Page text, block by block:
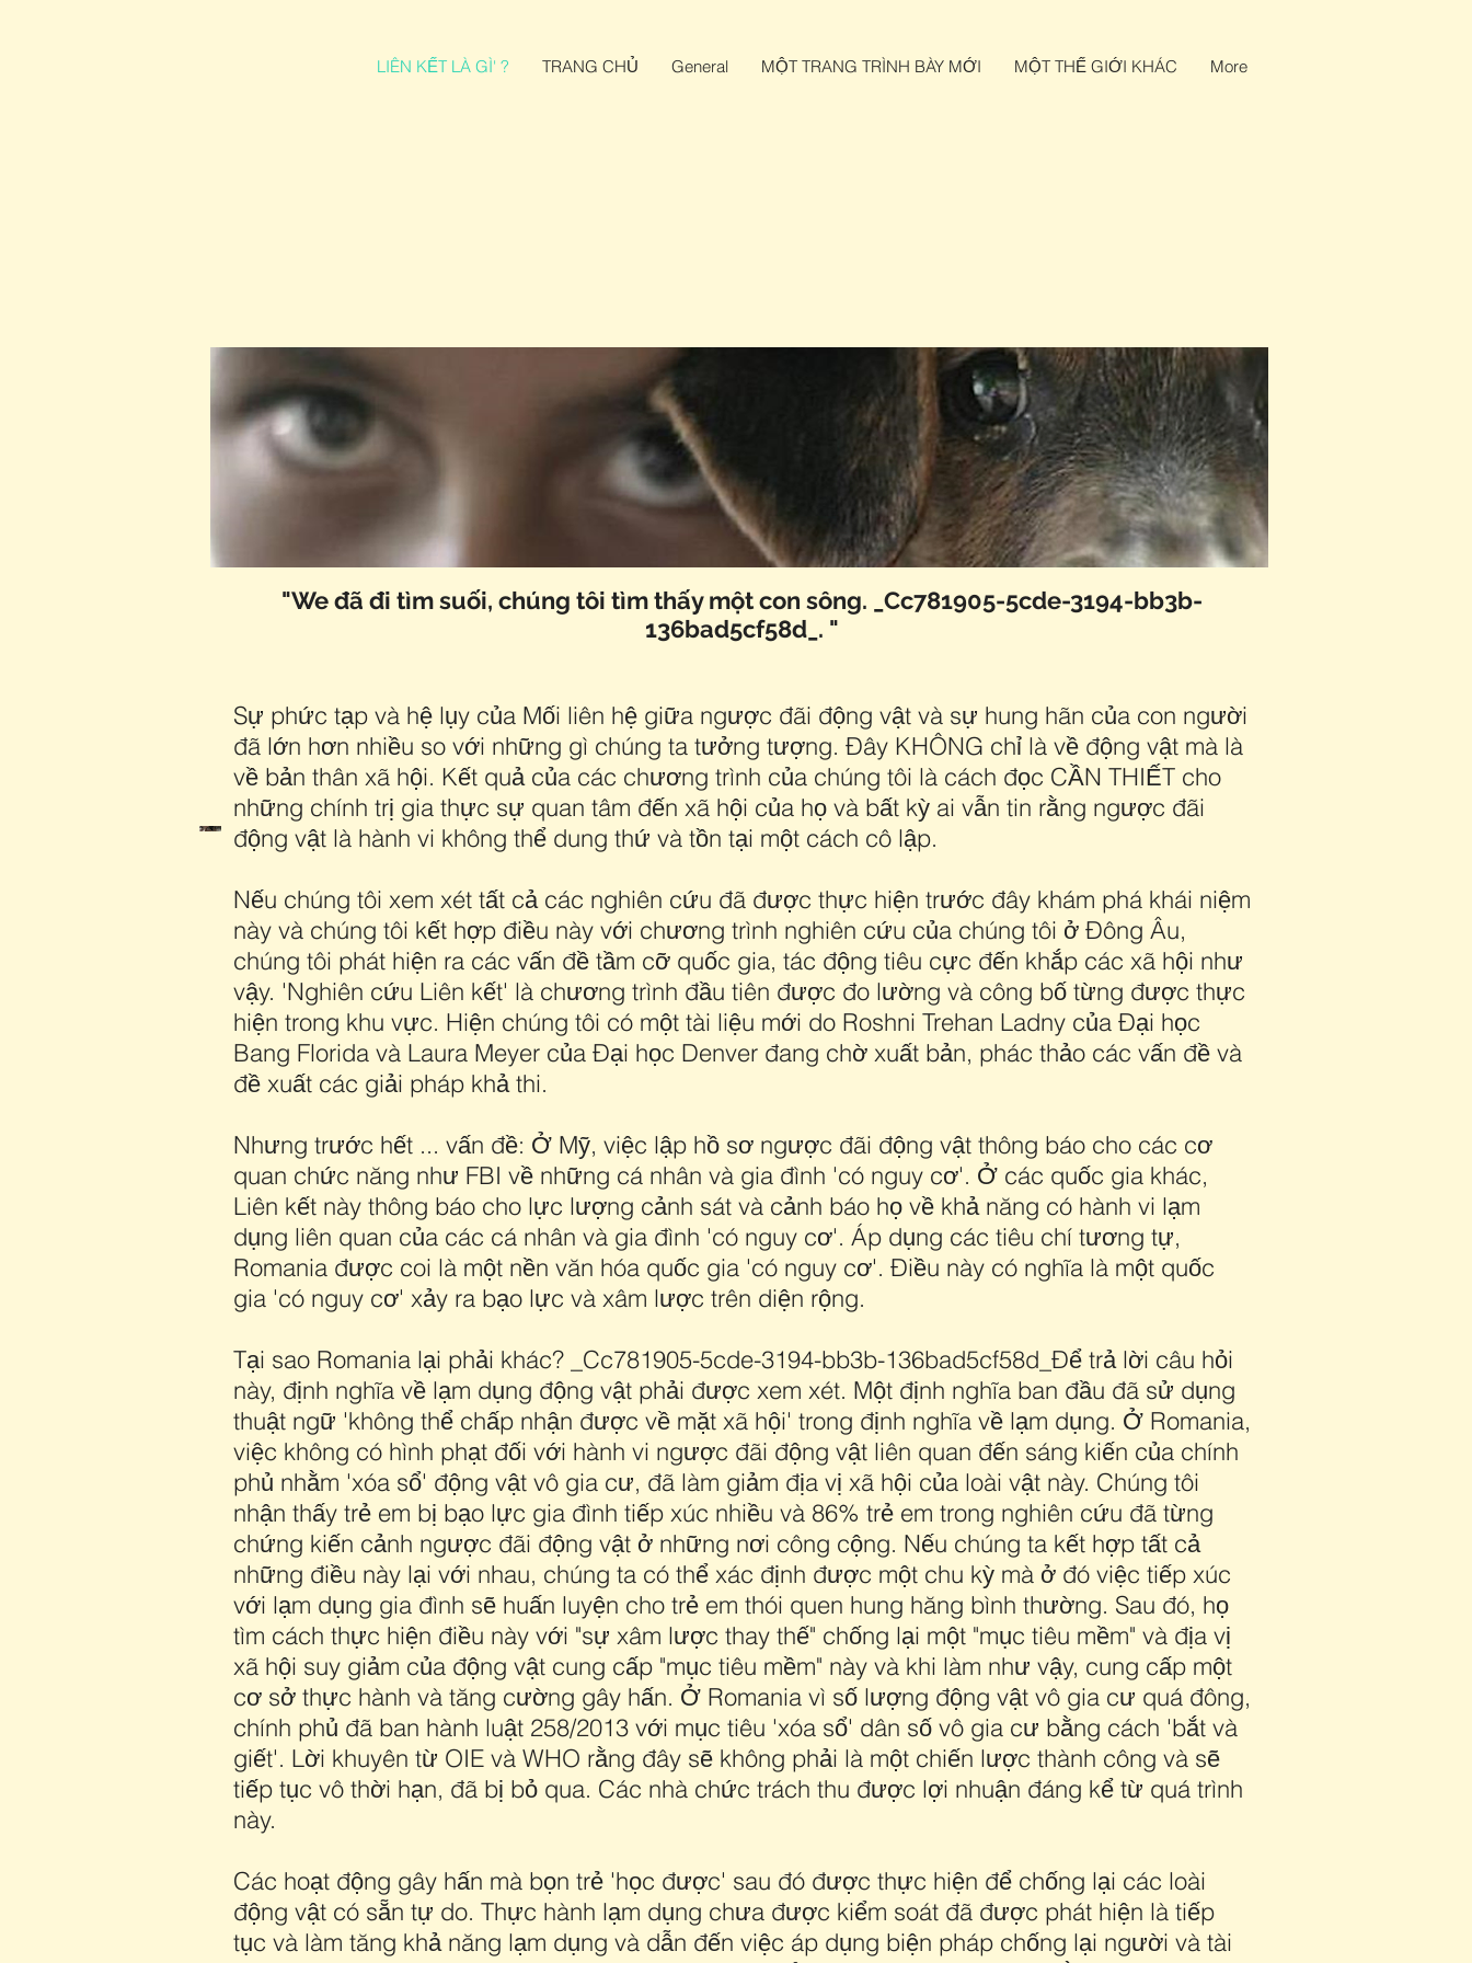
LIÊN KẾT LÀ GÌ' ? TRANG CHỦ General MỘT TRANG TRÌNH BÀY MỚI MỘT THẾ GIỚI KHÁC More
"We​ đã đi tìm suối, chúng tôi tìm thấy một con sông. _Cc781905-5cde-3194-bb3b-
136bad5cf58d_​. "​
Sự phức tạp và hệ lụy của Mối liên hệ giữa ngược đãi động vật và sự hung hãn của con người
đã lớn hơn nhiều so với những gì chúng ta tưởng tượng. Đây KHÔNG chỉ là về động vật mà là
về bản thân xã hội. Kết quả của các chương trình của chúng tôi là cách đọc CẦN THIẾT cho
những chính trị gia thực sự quan tâm đến xã hội của họ và bất kỳ ai vẫn tin rằng ngược đãi
động vật là hành vi không thể dung thứ và tồn tại một cách cô lập.
Nếu chúng tôi xem xét tất cả các nghiên cứu đã được thực hiện trước đây khám phá khái niệm
này và chúng tôi kết hợp điều này với chương trình nghiên cứu của chúng tôi ở Đông Âu,
chúng tôi phát hiện ra các vấn đề tầm cỡ quốc gia, tác động tiêu cực đến khắp các xã hội như
vậy. 'Nghiên cứu Liên kết' là chương trình đầu tiên được đo lường và công bố từng được thực
hiện trong khu vực. Hiện chúng tôi có một tài liệu mới do Roshni Trehan Ladny của Đại học
Bang Florida và Laura Meyer của Đại học Denver đang chờ xuất bản, phác thảo các vấn đề và
đề xuất các giải pháp khả thi.
Nhưng trước hết ... vấn đề: Ở Mỹ, việc lập hồ sơ ngược đãi động vật thông báo cho các cơ
quan chức năng như FBI về những cá nhân và gia đình 'có nguy cơ'. Ở các quốc gia khác,
Liên kết này thông báo cho lực lượng cảnh sát và cảnh báo họ về khả năng có hành vi lạm
dụng liên quan của các cá nhân và gia đình 'có nguy cơ'. Áp dụng các tiêu chí tương tự,
Romania được coi là một nền văn hóa quốc gia 'có nguy cơ'. Điều này có nghĩa là một quốc
gia 'có nguy cơ' xảy ra bạo lực và xâm lược trên diện rộng.
Tại sao Romania lại phải khác? _Cc781905-5cde-3194-bb3b-136bad5cf58d_Để trả lời câu hỏi
này, định nghĩa về lạm dụng động vật phải được xem xét. Một định nghĩa ban đầu đã sử dụng
thuật ngữ 'không thể chấp nhận được về mặt xã hội' trong định nghĩa về lạm dụng. Ở Romania,
việc không có hình phạt đối với hành vi ngược đãi động vật liên quan đến sáng kiến của chính
phủ nhằm 'xóa sổ' động vật vô gia cư, đã làm giảm địa vị xã hội của loài vật này. Chúng tôi
nhận thấy trẻ em bị bạo lực gia đình tiếp xúc nhiều và 86% trẻ em trong nghiên cứu đã từng
chứng kiến cảnh ngược đãi động vật ở những nơi công cộng. Nếu chúng ta kết hợp tất cả
những điều này lại với nhau, chúng ta có thể xác định được một chu kỳ mà ở đó việc tiếp xúc
với lạm dụng gia đình sẽ huấn luyện cho trẻ em thói quen hung hăng bình thường. Sau đó, họ
tìm cách thực hiện điều này với "sự xâm lược thay thế" chống lại một "mục tiêu mềm" và địa vị
xã hội suy giảm của động vật cung cấp "mục tiêu mềm" này và khi làm như vậy, cung cấp một
cơ sở thực hành và tăng cường gây hấn. Ở Romania vì số lượng động vật vô gia cư quá đông,
chính phủ đã ban hành luật 258/2013 với mục tiêu 'xóa sổ' dân số vô gia cư bằng cách 'bắt và
giết'. Lời khuyên từ OIE và WHO rằng đây sẽ không phải là một chiến lược thành công và sẽ
tiếp tục vô thời hạn, đã bị bỏ qua. Các nhà chức trách thu được lợi nhuận đáng kể từ quá trình
này.
Các hoạt động gây hấn mà bọn trẻ 'học được' sau đó được thực hiện để chống lại các loài
động vật có sẵn tự do. Thực hành lạm dụng chưa được kiểm soát đã được phát hiện là tiếp
tục và làm tăng khả năng lạm dụng và dẫn đến việc áp dụng biện pháp chống lại người và tài